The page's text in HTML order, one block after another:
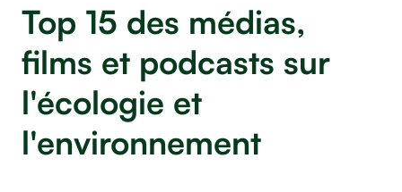
Top 15 des médias,
films et podcasts sur
l'écologie et
l'environnement